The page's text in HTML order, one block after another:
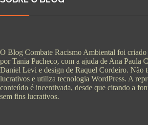
O Blog Combate Racismo Ambiental foi criado
por Tania Pacheco, com a ajuda de Ana Paula
Daniel Levi e design de Raquel Cordeiro. Não
lucrativos e utiliza tecnologia WordPress. A
conteúdo é incentivada, desde que citando a
sem fins lucrativos.